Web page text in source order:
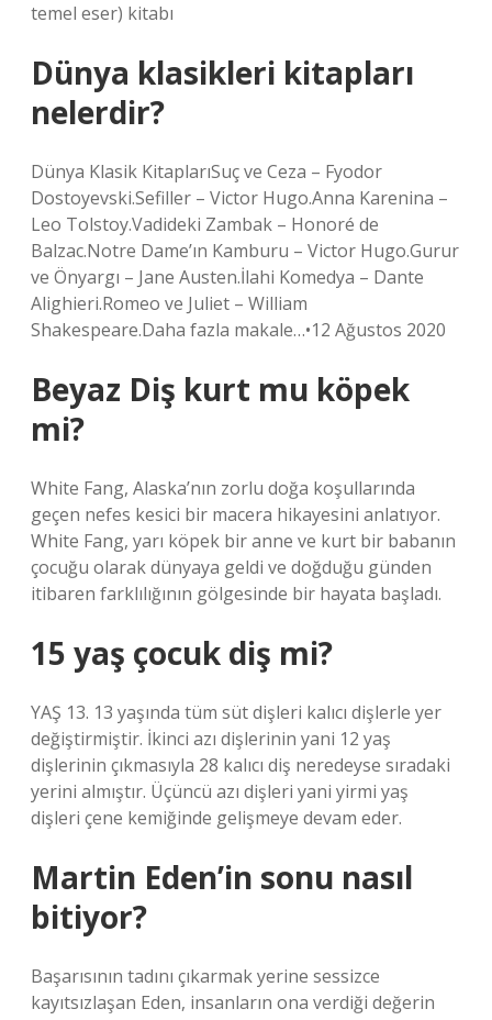
temel eser) kitabı
Dünya klasikleri kitapları
nelerdir?
Dünya Klasik KitaplarıSuç ve Ceza – ​​Fyodor
Dostoyevski.Sefiller – Victor Hugo.Anna Karenina –
Leo Tolstoy.Vadideki Zambak – Honoré de
Balzac.Notre Dame’ın Kamburu – Victor Hugo.Gurur
ve Önyargı – Jane Austen.İlahi Komedya – Dante
Alighieri.Romeo ve Juliet – William
Shakespeare.Daha fazla makale…•12 Ağustos 2020
Beyaz Diş kurt mu köpek
mi?
White Fang, Alaska’nın zorlu doğa koşullarında
geçen nefes kesici bir macera hikayesini anlatıyor.
White Fang, yarı köpek bir anne ve kurt bir babanın
çocuğu olarak dünyaya geldi ve doğduğu günden
itibaren farklılığının gölgesinde bir hayata başladı.
15 yaş çocuk diş mi?
YAŞ 13. 13 yaşında tüm süt dişleri kalıcı dişlerle yer
değiştirmiştir. İkinci azı dişlerinin yani 12 yaş
dişlerinin çıkmasıyla 28 kalıcı diş neredeyse sıradaki
yerini almıştır. Üçüncü azı dişleri yani yirmi yaş
dişleri çene kemiğinde gelişmeye devam eder.
Martin Eden’in sonu nasıl
bitiyor?
Başarısının tadını çıkarmak yerine sessizce
kayıtsızlaşan Eden, insanların ona verdiği değerin